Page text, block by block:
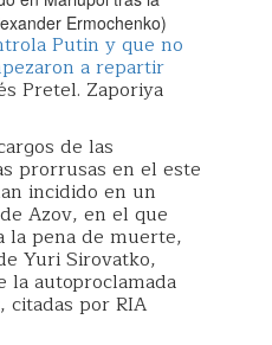
Putin y que no
a repartir
Pretel. Zaporiya
de las
prorrusas en el este
incidido en un
Azov, en el que
pena de muerte,
Yuri Sirovatko,
la autoproclamada
por RIA